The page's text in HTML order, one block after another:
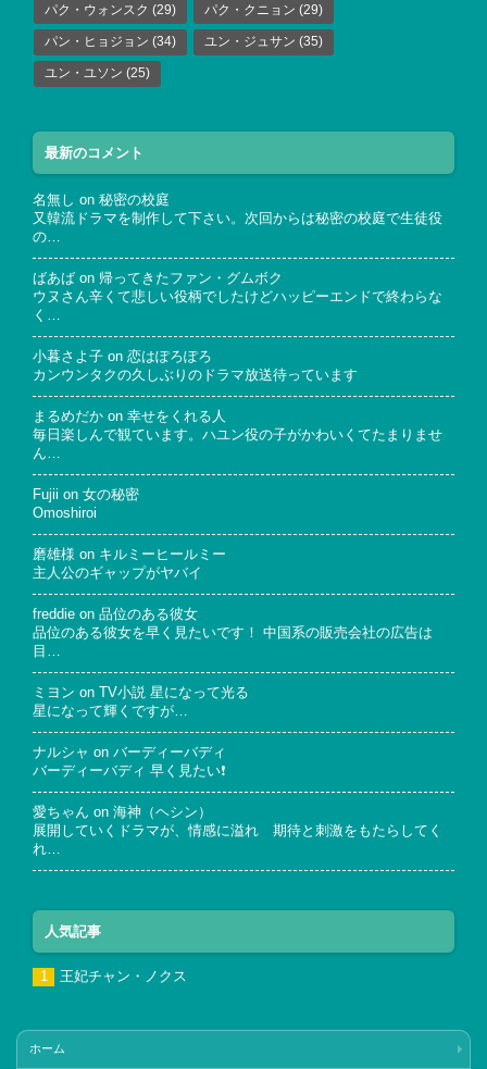
パク・ウォンスク (29) パク・クニョン (29)
パン・ヒョジョン (34) ユン・ジュサン (35)
ユン・ユソン (25)
最新のコメント
名無し on 秘密の校庭
又韓流ドラマを制作して下さい。次回からは秘密の校庭で生徒役
の…
ばあば on 帰ってきたファン・グムボク
ウヌさん辛くて悲しい役柄でしたけどハッピーエンドで終わらな
く…
小暮さよ子 on 恋はぽろぽろ
カンウンタクの久しぶりのドラマ放送待っています
まるめだか on 幸せをくれる人
毎日楽しんで観ています。ハユン役の子がかわいくてたまりませ
ん…
Fujii on 女の秘密
Omoshiroi
磨雄様 on キルミーヒールミー
主人公のギャップがヤバイ
freddie on 品位のある彼女
品位のある彼女を早く見たいです！ 中国系の販売会社の広告は
目…
ミヨン on
TV小説 星になって光る
星になって輝くですが…
ナルシャ on バーディーバディ
バーディーバディ 早く見たい❗
愛ちゃん on 海神（ヘシン）
展開していくドラマが、情感に溢れ 期待と刺激をもたらしてく
れ…
人気記事
王妃チャン・ノクス
ホーム